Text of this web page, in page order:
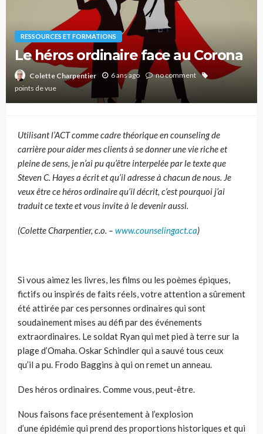
RESSOURCES ET FORMATIONS
Le héros ordinaire face au Corona
Colette Charpentier 6 ans ago
no comment
points de vue
Utilisant l’ACT comme cadre théorique en counseling de
carrière pour aider mes clients à se donner une vie riche et
pleine de sens, je n’ai pu qu’être interpelée par le texte que
Steven C. Hayes a écrit et qu’il adresse à chacun de nous. Je
veux être ce héros ordinaire qu’il décrit, c’est pourquoi j’ai
traduit ce texte et vous invite à le devenir aussi.
(Colette Charpentier, c.o. – www.counselingact.ca)
Si vous aimez les livres, les films ou les poèmes épiques,
fictifs ou inspirés de faits réels,votre attention a sûrement
étéattirée par ces personnes ordinaires qui sont
soudainement mises au défi par des événements
extraordinaires. Le soldat Ryan qui met pied à terre sur la
plage d’Omaha. Oskar Schindlerqui a sauvé tous ceux
qu’il a pu. Frodo Baggins à qui on remet un anneau.
Des héros ordinaires. Comme vous,peut-être.
Nous faisons face présentement à l’explosion
d’uneépidémiequi prend des proportions historiques et qui